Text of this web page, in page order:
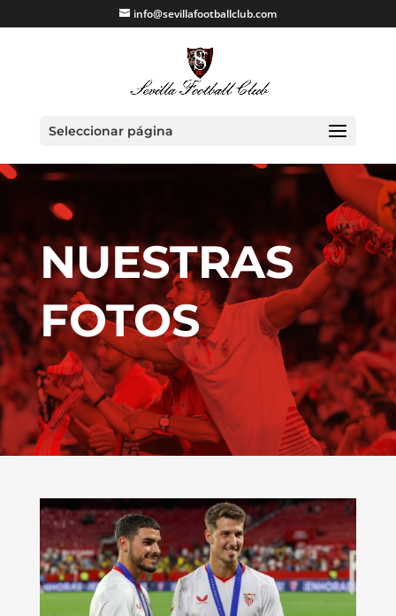
info@sevillafootballclub.com
Seleccionar página
NUESTRAS
FOTOS